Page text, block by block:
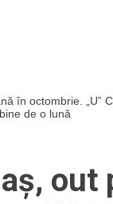
în octombrie. „U”
de o lună
out